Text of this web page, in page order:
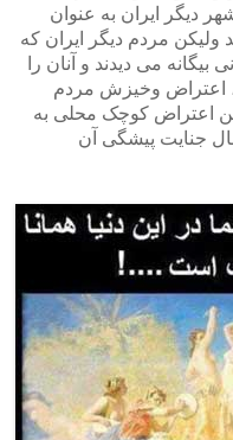
دیگر ایران به عنوان
ولیکن مردم دیگر ایران که
می دیدند و آنان را
اعتراض وخیزش مردم
اعتراض کوچک محلی به
گرایید و رژیم با تجربه ۳۵ سال جنایت پیشگی آن